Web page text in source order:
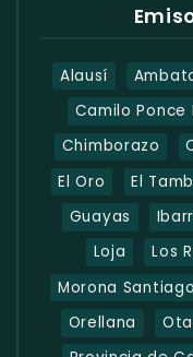
Alausí
Camilo Ponce
Chimborazo
El Oro
El
Guayas
Loja
Los
Morona Santiago
Orellana